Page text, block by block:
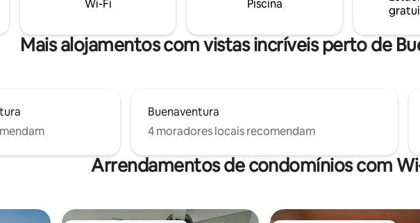
Wi-Fi Piscina
Mais alojamentos com vistas incríveis perto de
Buenaventura
4 moradores locais recomendam
Arrendamentos de condomínios com